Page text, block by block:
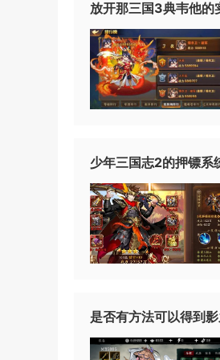
放开那三国3典韦他的
少年三国志2的押镖系
是否有方法可以得到